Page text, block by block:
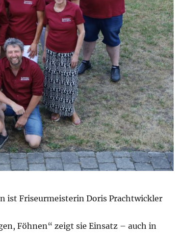
ist Friseurmeisterin Doris Prachtwickler
Föhnen“ zeigt sie Einsatz – auch in